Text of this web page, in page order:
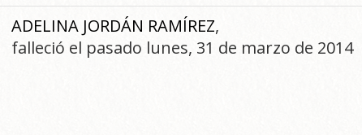
ADELINA JORDÁN RAMÍREZ,
falleció el pasado lunes, 31 de marzo de 2014